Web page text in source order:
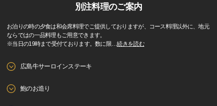
別注料理のご案内
お泊りの時の夕食は和会席料理でご提供しておりますが、コース料理以外に、地元
ならではの一品料理もご用意できます。
※当日の19時まで受付ております。数に限…続きを読む
広島牛サーロインステーキ
鮑のお造り